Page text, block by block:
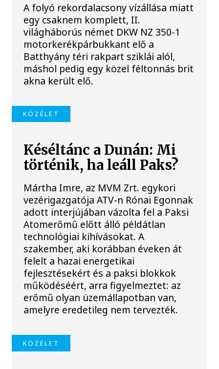
A folyó rekordalacsony vízállása miatt
egy csaknem komplett, II.
világháborús német DKW NZ 350-1
motorkerékpárbukkant elő a
Batthyány téri rakpart sziklái alól,
máshol pedig egy közel féltonnás brit
akna került elő.
KÖZÉLET
Késéltánc a Dunán: Mi
történik, ha leáll Paks?
Mártha Imre, az MVM Zrt. egykori
vezérigazgatója ATV-n Rónai Egonnak
adott interjújában vázolta fel a Paksi
Atomerőmű előtt álló példátlan
technológiai kihívásokat. A
szakember, aki korábban éveken át
felelt a hazai energetikai
fejlesztésekért és a paksi blokkok
működéséért, arra figyelmeztet: az
erőmű olyan üzemállapotban van,
amelyre eredetileg nem tervezték.
KÖZÉLET